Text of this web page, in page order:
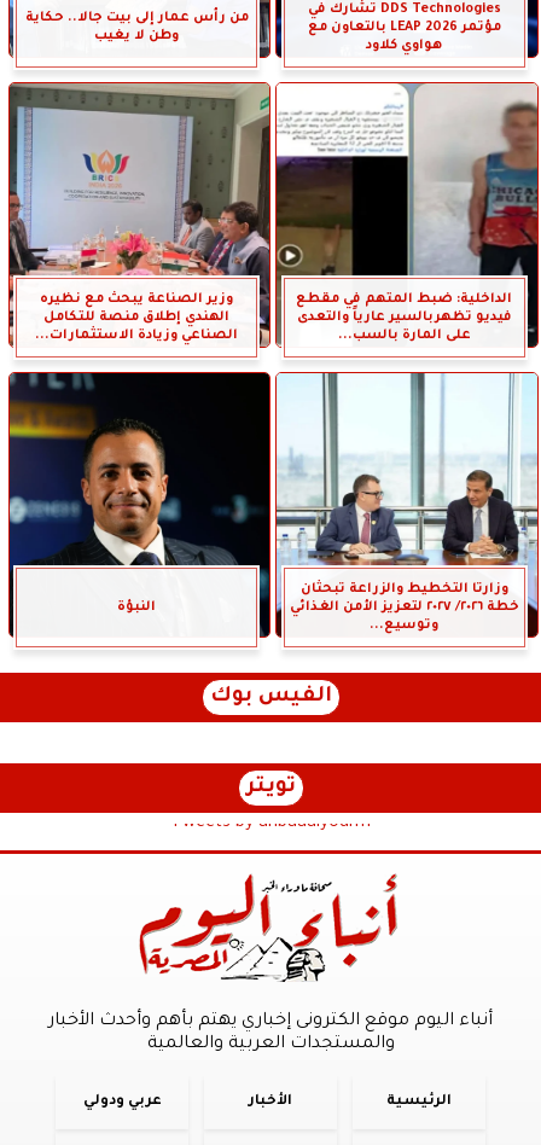
DDS Technologies تشارك في
مؤتمر LEAP 2026 بالتعاون مع
هواوي كلاود
من رأس عمار إلى بيت جالا.. حكاية
وطن لا يغيب
الداخلية: ضبط المتهم في مقطع
فيديو تظهربالسير عارياً والتعدى
على المارة بالسب...
وزير الصناعة يبحث مع نظيره
الهندي إطلاق منصة للتكامل
الصناعي وزيادة الاستثمارات...
وزارتا التخطيط والزراعة تبحثان
خطة ٢٠٢٦/ ٢٠٢٧ لتعزيز الأمن الغذائي
وتوسيع...
النبؤة
الفيس بوك
تويتر
Tweets by anbaaalyoum1
أنباء اليوم موقع الكترونى إخباري يهتم بأهم وأحدث الأخبار
والمستجدات العربية والعالمية
الرئيسية الأخبار عربي ودولي